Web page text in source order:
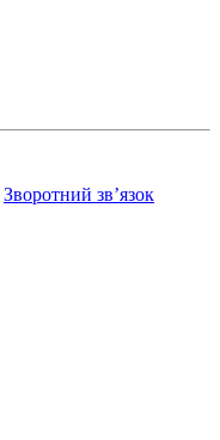
Зворотний зв’язок